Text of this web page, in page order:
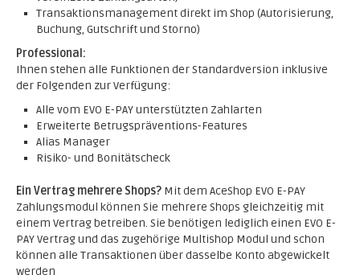
Transaktionsmanagement direkt im Shop (Autorisierung,
Buchung, Gutschrift und Storno)
Professional:
Ihnen stehen alle Funktionen der Standardversion inklusive
der Folgenden zur Verfügung:
Alle vom EVO E-PAY unterstützten Zahlarten
Erweiterte Betrugspräventions-Features
Alias Manager
Risiko- und Bonitätscheck
Ein Vertrag mehrere Shops? Mit dem AceShop EVO E-PAY
Zahlungsmodul können Sie mehrere Shops gleichzeitig mit
einem Vertrag betreiben. Sie benötigen lediglich einen EVO E-
PAY Vertrag und das zugehörige Multishop Modul und schon
können alle Transaktionen über dasselbe Konto abgewickelt
werden